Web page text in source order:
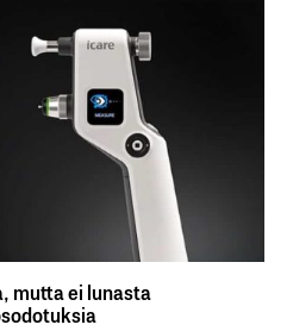
mutta ei lunasta